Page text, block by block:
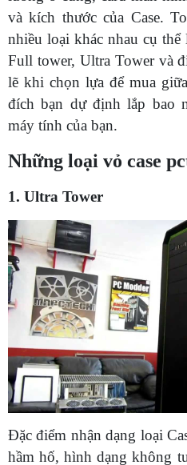
và kích thước của Case.
nhiều loại khác nhau cụ
Full tower, Ultra Tower và
lẽ khi chọn lựa để mua
đích bạn dự định lắp bao
máy tính của bạn.
Những loại vỏ case
1. Ultra Tower
Đặc điểm nhận dạng loại
hầm hố, hình dạng không